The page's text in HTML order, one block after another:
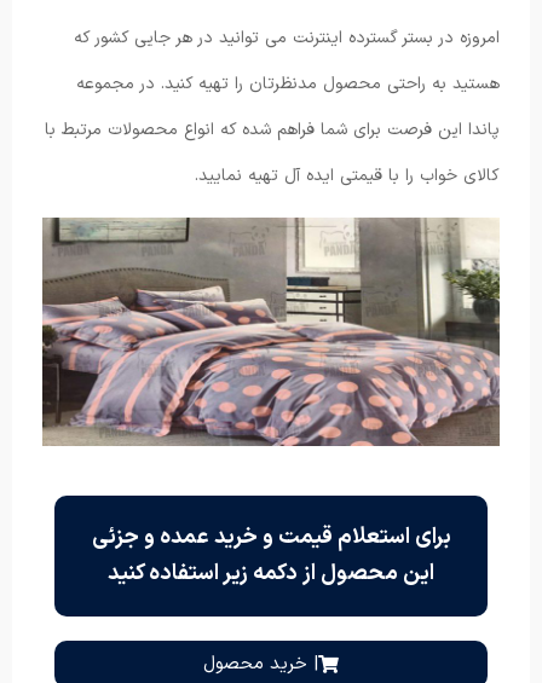
امروزه در بستر گسترده اینترنت می توانید در هر جایی کشور که
هستید به راحتی محصول مدنظرتان را تهیه کنید. در مجموعه
پاندا این فرصت برای شما فراهم شده که انواع محصولات مرتبط با
کالای خواب را با قیمتی ایده آل تهیه نمایید.
برای استعلام قیمت و خرید عمده و جزئی
این محصول از دکمه زیر استفاده کنید
| خرید محصول